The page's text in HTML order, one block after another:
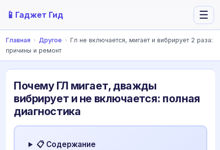
📱 Гаджет Гид ☰
Главная › Другое › Гл не включается, мигает и вибрирует 2 раза:
причины и ремонт
Почему ГЛ мигает, дважды
вибрирует и не включается: полная
диагностика
📋 Содержание